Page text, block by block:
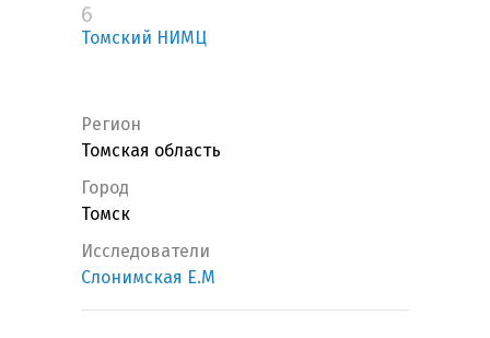
6
Томский НИМЦ
Регион
Томская область
Город
Томск
Исследователи
Слонимская Е.М